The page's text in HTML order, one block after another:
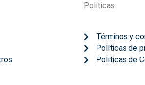
Políticas
Términos y
Políticas de
Políticas de